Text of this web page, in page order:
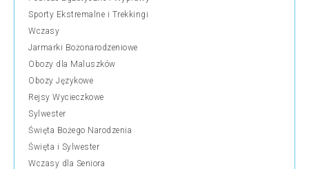
Sporty Ekstremalne i Trekkingi
Wczasy
Jarmarki Bożonarodzeniowe
Obozy dla Maluszków
Obozy Językowe
Rejsy Wycieczkowe
Sylwester
Święta Bożego Narodzenia
Święta i Sylwester
Wczasy dla Seniora